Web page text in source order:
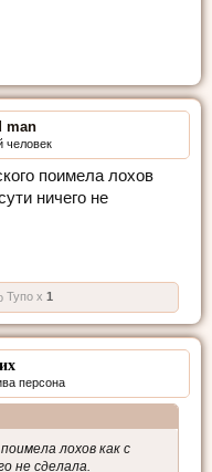
man
поимела лохов
ничего не
Тупо x 1
персона
лохов как с
не сделала.